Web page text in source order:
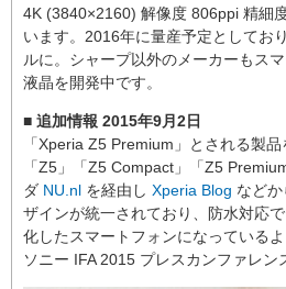
4K (3840×2160) 解像度 806ppi 精細
います。2016年に量産予定としてお
ルに。シャープ以外のメーカーもス
液晶を開発中です。
■ 追加情報 2015年9月2日
「Xperia Z5 Premium」とされる製
「Z5」「Z5 Compact」「Z5
ダ NU.nl を経由し Xperia Blog など
ザインが統一されており、防水対応
化したスマートフォンになっている
ソニー IFA 2015 プレスカンファレン